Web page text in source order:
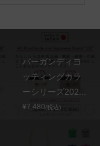
バーガンディヨ
ッティングカラ
ーシリーズ202...
¥7,480(税込)